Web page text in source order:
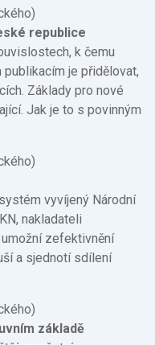
republice
k čemu
je přidělovat,
Základy pro nové
Jak je to s povinným
vyvíjený Národní
nakladateli
zefektivnění
a sjednotí sdílení
základě